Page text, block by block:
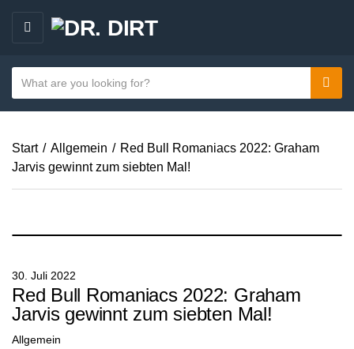
M
a
e
g
o
m
e
e
a
c
h
t
Start / Allgemein / Red Bull Romaniacs 2022: Graham
Jarvis gewinnt zum siebten Mal!
30. Juli 2022
Red Bull Romaniacs 2022: Graham
Jarvis gewinnt zum siebten Mal!
Allgemein